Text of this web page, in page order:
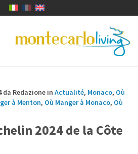
da Redazione in Actualité, Monaco, Où
à Menton, Où Manger à Monaco, Où
2024 de la Côte